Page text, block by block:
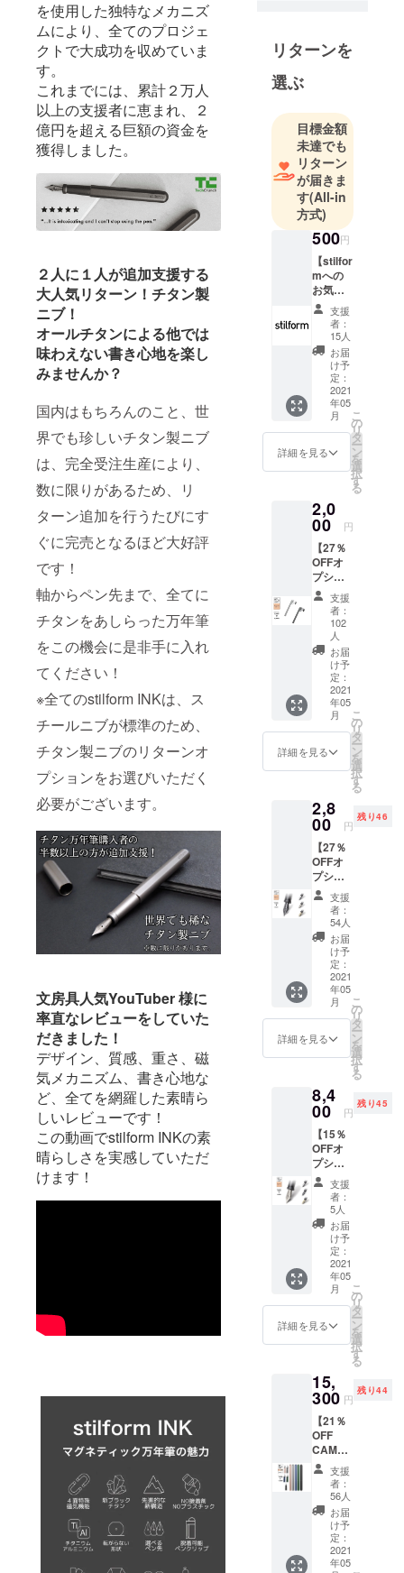
を使用した独特なメカニズ
ムにより、全てのプロジェ
クトで大成功を収めていま
す。
これまでには、累計２万人
以上の支援者に恵まれ、２
億円を超える巨額の資金を
獲得しました。
２人に１人が追加支援する
大人気リターン！チタン製
ニブ！
オールチタンによる他では
味わえない書き心地を楽し
みませんか？
国内はもちろんのこと、世
界でも珍しいチタン製ニブ
は、完全受注生産により、
数に限りがあるため、リ
ターン追加を行うたびにす
ぐに完売となるほど大好評
です！
軸からペン先まで、全てに
チタンをあしらった万年筆
をこの機会に是非手に入れ
てください！
※全てのstilform INKは、ス
チールニブが標準のため、
チタン製ニブのリターンオ
プションをお選びいただく
必要がございます。
文房具人気YouTuber 様に
率直なレビューをしていた
だきました！
デザイン、質感、重さ、磁
気メカニズム、書き心地な
ど、全てを網羅した素晴ら
しいレビューです！
この動画でstilform INKの素
晴らしさを実感していただ
けます！
開し、「ク
ラウドファ
ンディング
史上最も多
額の資金」
を集めた筆
記具メー
カーとして
知られるよ
うになりま
した。チタ
ンやアル
ミ、真鍮を
使ったメタ
ル素材を中
心に展開す
るペンは、
現在約100ヵ
国以上で愛
用されてい
ます。最も
人気な素材
「Titanium
Matte」。ロ
マン感じる
チタン筆記
具をお試し
ください。
リターンを
選ぶ
目標金額
未達でも
リターン
が届きま
す(All-in
方式)
500円
【stilfor
mへの
お気持
ち】 こ
ちら
は、
stilform
へのお
気持ち
として
設定さ
せてい
ただい
ている
リター
ンで
ヨー
ロッパ
でも猛
威を振
るう新
型コロ
ナウイ
ルスに
立ち向
かう
「stilfor
m」へ
お気持
ちとし
てご支
援をい
ただけ
る場合
ンへの
リター
ン変更
などに
よる
アップ
グレー
ドを希
望され
る場合
は、こ
ちらの
リター
ンでご
支援を
きます
ようお
す。 可
能であ
れば、
応援コ
メント
で励ま
しのお
言葉
や、
stilform
への期
待のお
言葉な
どをい
ただけ
幸いで
す。 こ
業者ク
リスト
フ・
ボーラ
―とも
共有さ
せてい
ただき
ます。
「クリ
ストフ
からの
メッ
支援
者：
15人
お届
け予
定：
2021
年05
月
詳細を見る
こ
の
リ
タ
ー
ン
を
選
択
す
る
2,0
00 円
【27％
OFFオ
プショ
ンリ
ター
ン】
stilform
INK専用
クリッ
stilform
INK専用
クリッ
プ×１
（販売
の
27％OF
F） ※こ
ちらは
リター
ンのオ
プショ
ン商品
のた
め、本
体をご
購入の
方のみ
ご購入
いただ
けま
す。 ※
バーの
２色か
らお選
びいた
だけま
す。 ※
皆様の
応援購
入によ
り量産
効率が
向上し
た場
合、正
規販売
販売予
定価格
能性も
ござい
ます。
※ご注文
状況、
使用部
材の供
給状
況、製
造工程
上の都
合等に
より出
支援
者：
102
人
お届
け予
定：
2021
年05
月
詳細を見る
こ
の
リ
タ
ー
ン
を
選
択
す
る
2,8
00 円
残り46
【27％
OFFオ
プショ
ンリ
ター
ン】ブ
ラック
（ス
チー
ル）ニ
ブ ブ
ラック
（ス
チー
ル）ニ
ブ×１
予定価
格
3,850円
の
27％OF
F） ※こ
ちらは
リター
ンのオ
プショ
ン商品
のた
め、本
体をご
購入の
方のみ
ご購入
ニブの
サイズ
は４種
類から
お選び
いただ
けま
す。 ※
皆様の
応援購
入によ
り量産
効率が
向上し
支援
者：
54人
お届
け予
定：
2021
年05
月
詳細を見る
こ
の
リ
タ
ー
ン
を
選
択
す
る
8,4
00 円
残り45
【15％
OFFオ
プショ
ンリ
ター
ン】大
人気！
Titaniu
m（チ
タン）
ニブ
Titaniu
m（チ
タン）
ニブ×１
（販売
格
9,900円
の
15％OF
F） ※こ
ちらは
リター
ンのオ
プショ
ン商品
のた
め、本
体をご
購入の
支援
者：
5人
お届
け予
定：
2021
年05
月
詳細を見る
こ
の
リ
タ
ー
ン
を
選
択
す
る
15,
300 円
残り44
【21％
OFF
CAMPF
IRE割】
stilform
INK
Alminiu
stilform
INK
Alminiu
支援
者：
56人
お届
け予
定：
2021
年05